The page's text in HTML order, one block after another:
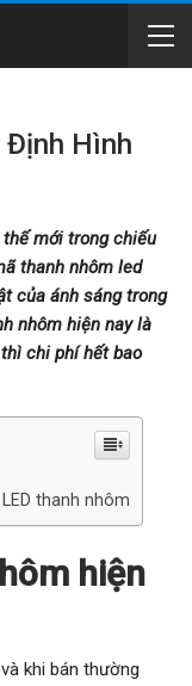
Định Hình
mới trong chiếu
thanh nhôm led
của ánh sáng trong
nhôm hiện nay là
chi phí hết bao
thanh nhôm
hiện
khi bán thường